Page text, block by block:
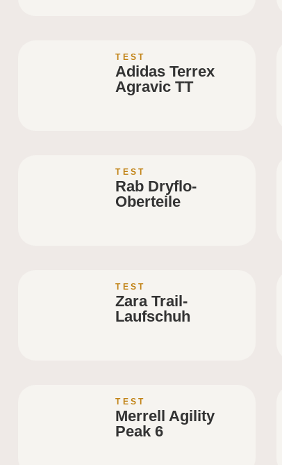
TEST
Adidas Terrex
Agravic TT
TEST
Rab Dryflo-
Oberteile
TEST
Zara Trail-
Laufschuh
TEST
Merrell Agility
Peak 6